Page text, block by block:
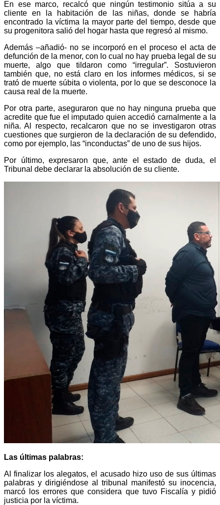
En ese marco, recalcó que ningún testimonio sitúa a su
cliente en la habitación de las niñas, donde se habría
encontrado la víctima la mayor parte del tiempo, desde que
su progenitora salió del hogar hasta que regresó al mismo.
Además –añadió- no se incorporó en el proceso el acta de
defunción de la menor, con lo cual no hay prueba legal de su
muerte, algo que tildaron como “irregular”. Sostuvieron
también que, no está claro en los informes médicos, si se
trató de muerte súbita o violenta, por lo que se desconoce la
causa real de la muerte.
Por otra parte, aseguraron que no hay ninguna prueba que
acredite que fue el imputado quien accedió carnalmente a la
niña. Al respecto, recalcaron que no se investigaron otras
cuestiones que surgieron de la declaración de su defendido,
como por ejemplo, las “inconductas” de uno de sus hijos.
Por último, expresaron que, ante el estado de duda, el
Tribunal debe declarar la absolución de su cliente.
Las últimas palabras:
Al finalizar los alegatos, el acusado hizo uso de sus últimas
palabras y dirigiéndose al tribunal manifestó su inocencia,
marcó los errores que considera que tuvo Fiscalía y pidió
justicia por la víctima.